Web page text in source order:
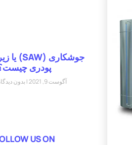
جوشکاری (SAW) یا زیر
پودری
آگوست 9, 2021 بدون
US ON